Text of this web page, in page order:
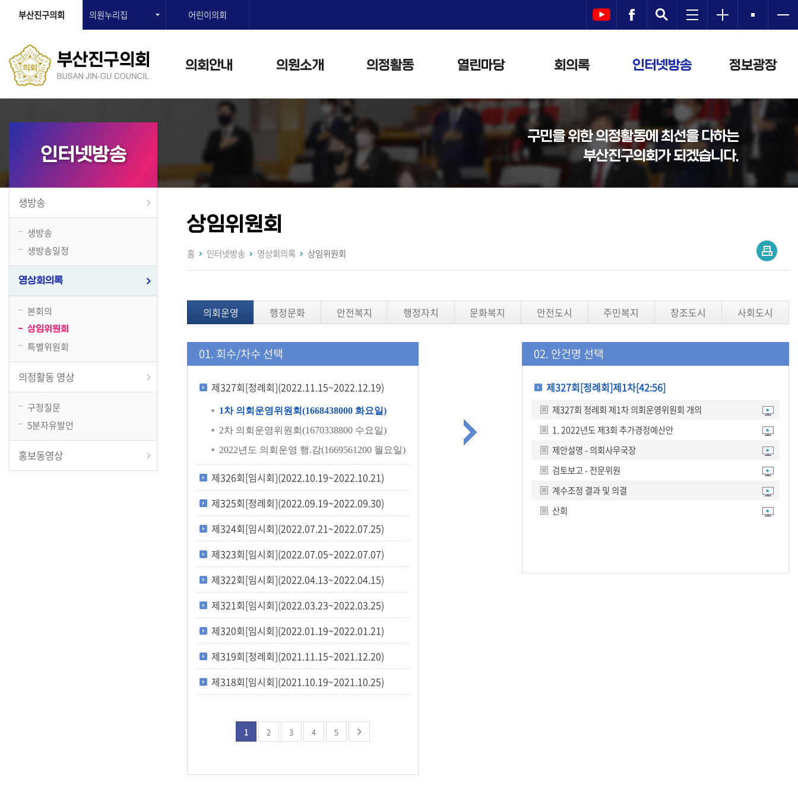
부산진구의회 의원누리집 어린이의회
의회안내 의원소개 의정활동 열린마당 회의록 인터넷방송 정보광장
구민을 위한 의정활동에 최선을 다하는
부산진구의회가 되겠습니다.
인터넷방송
생방송
생방송
생방송일정
영상회의록
본회의
상임위원회
특별위원회
의정활동 영상
구정질문
5분자유발언
홍보동영상
홈 인터넷방송 영상회의록 상임위원회
상임위원회
의회운영 행정문화 안전복지 행정자치 문화복지 안전도시 주민복지 창조도시 사회도시
01. 회수/차수 선택
제327회[정례회](2022.11.15~2022.12.19)
1차 의회운영위원회(1668438000 화요일)
2차 의회운영위원회(1670338800 수요일)
2022년도 의회운영 행.감(1669561200 월요일)
제326회[임시회](2022.10.19~2022.10.21)
제325회[정례회](2022.09.19~2022.09.30)
제324회[임시회](2022.07.21~2022.07.25)
제323회[임시회](2022.07.05~2022.07.07)
제322회[임시회](2022.04.13~2022.04.15)
제321회[임시회](2022.03.23~2022.03.25)
제320회[임시회](2022.01.19~2022.01.21)
제319회[정례회](2021.11.15~2021.12.20)
제318회[임시회](2021.10.19~2021.10.25)
1 2 3 4 5
02. 안건명 선택
제327회[정례회]제1차[42:56]
제327회 정례회 제1차 의회운영위원회 개의
1. 2022년도 제3회 추가경정예산안
제안설명 - 의회사무국장
검토보고 - 전문위원
계수조정 결과 및 의결
산회